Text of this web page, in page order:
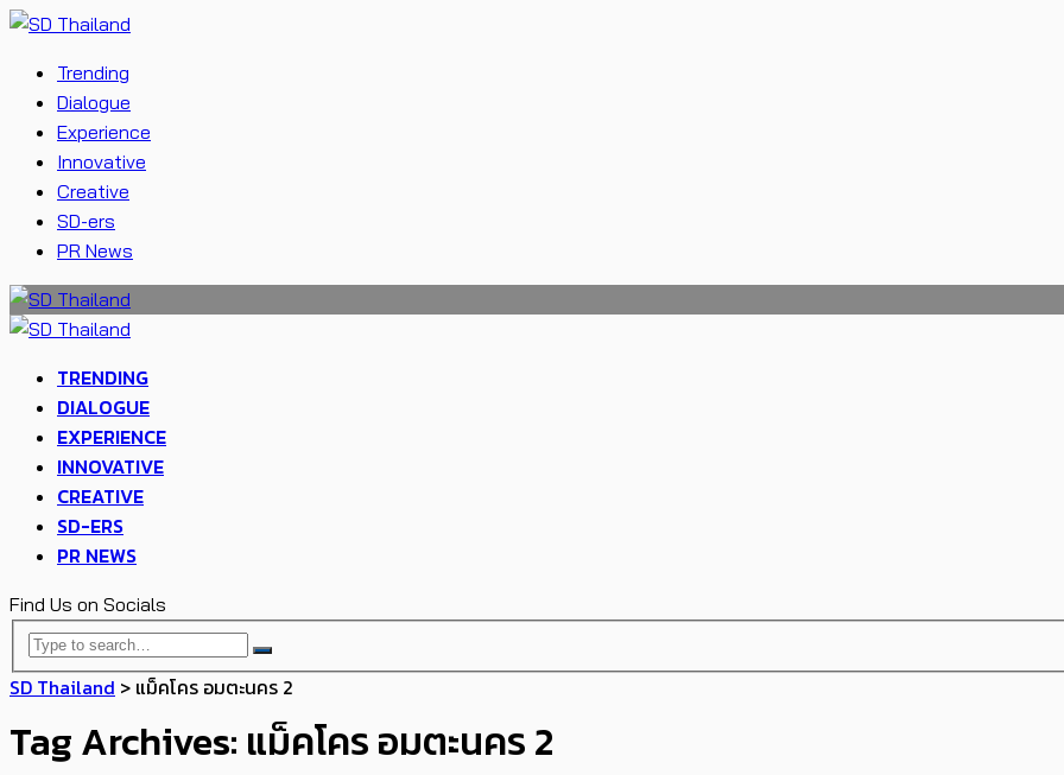
Trending
Dialogue
Experience
Innovative
Creative
SD-ers
PR News
TRENDING
DIALOGUE
EXPERIENCE
INNOVATIVE
CREATIVE
SD-ERS
PR NEWS
Find Us on Socials
SD Thailand > แม็คโคร อมตะนคร 2
Tag Archives: แม็คโคร อมตะนคร 2